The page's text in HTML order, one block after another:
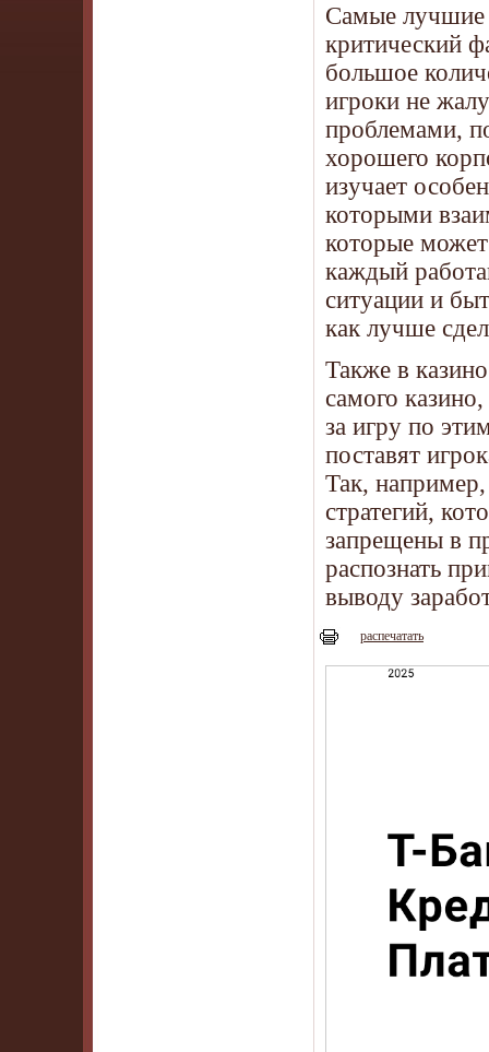
Самые лучшие
критический
большое
игроки не
проблемами,
хорошего
изучает
которыми
которые
каждый
ситуации и
как лучше
Также в
самого
за игру по
поставят
Так,
стратегий,
запрещены в
распознать
выводу
распечатать